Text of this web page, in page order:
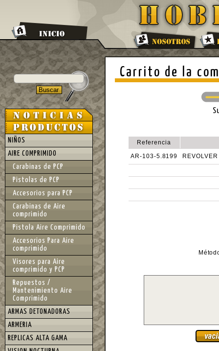
Carrito de la
Referencia
AR-103-5.8199
NIÑOS
AIRE COMPRIMIDO
Carabinas de PCP
Pistolas de PCP
Accesorios para PCP
Carabinas de Aire
comprimido
Pistola Aire Comprimido
Accesorios Para Aire
comprimido
Visores para Aire
comprimido y PCP
Repuestos /
Mantenimiento Aire
Comprimido
ARMAS DETONADORAS
ARMERIA
REPLICAS ALTA GAMA